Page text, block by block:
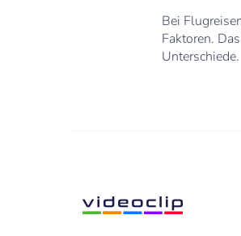
Bei
Faktoren.
Unterschiede.